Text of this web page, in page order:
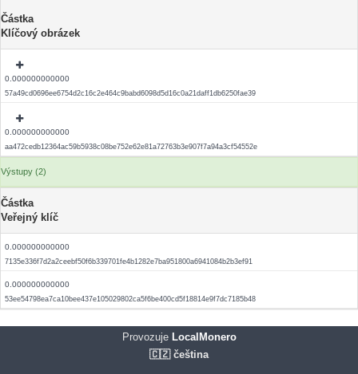
Částka
Klíčový obrázek
0.000000000000
57a49cd0696ee6754d2c16c2e464c9babd6098d5d16c0a21daff1db6250fae39
0.000000000000
aa472cedb12364ac59b5938c08be752e62e81a72763b3e907f7a94a3cf54552e
Výstupy (2)
Částka
Veřejný klíč
0.000000000000
7135e336f7d2a2ceebf50f6b339701fe4b1282e7ba951800a6941084b2b3ef91
0.000000000000
53ee54798ea7ca10bee437e105029802ca5f6be400cd5f18814e9f7dc7185b48
ProvozujeLocalMonero
🇨🇿 čeština